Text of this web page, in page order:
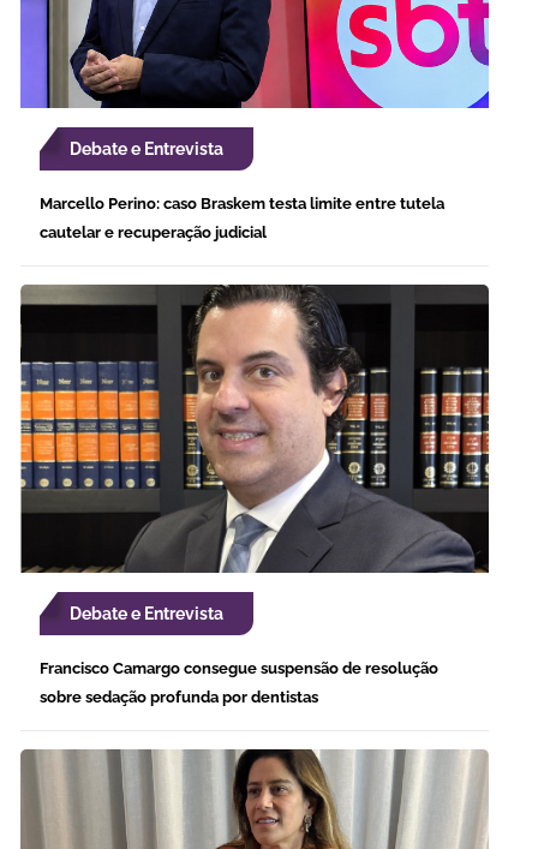
Debate e Entrevista
Marcello Perino: caso Braskem testa limite entre tutela
cautelar e recuperação judicial
Debate e Entrevista
Francisco Camargo consegue suspensão de resolução
sobre sedação profunda por dentistas